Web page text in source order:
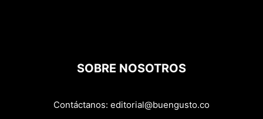
SOBRE NOSOTROS
Contáctanos: editorial@buengusto.co